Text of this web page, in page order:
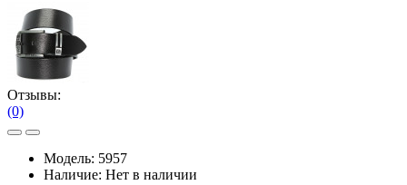
Отзывы:
(0)
Модель: 5957
Наличие: Нет в наличии